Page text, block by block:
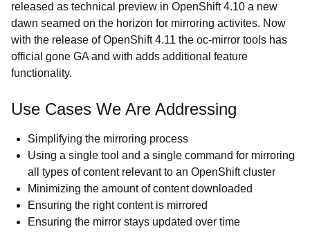
released as technical preview in OpenShift 4.10 a new
dawn seamed on the horizon for mirroring activites. Now
with the release of OpenShift 4.11 the oc-mirror tools has
official gone GA and with adds additional feature
functionality.
Use Cases We Are Addressing
Simplifying the mirroring process
Using a single tool and a single command for mirroring
all types of content relevant to an OpenShift cluster
Minimizing the amount of content downloaded
Ensuring the right content is mirrored
Ensuring the mirror stays updated over time